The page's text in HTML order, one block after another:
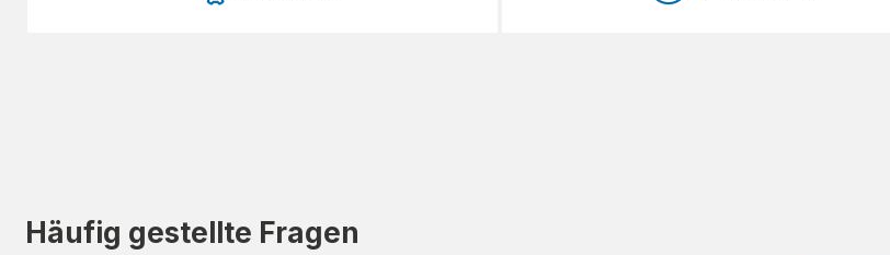
Häufig gestellte Fragen